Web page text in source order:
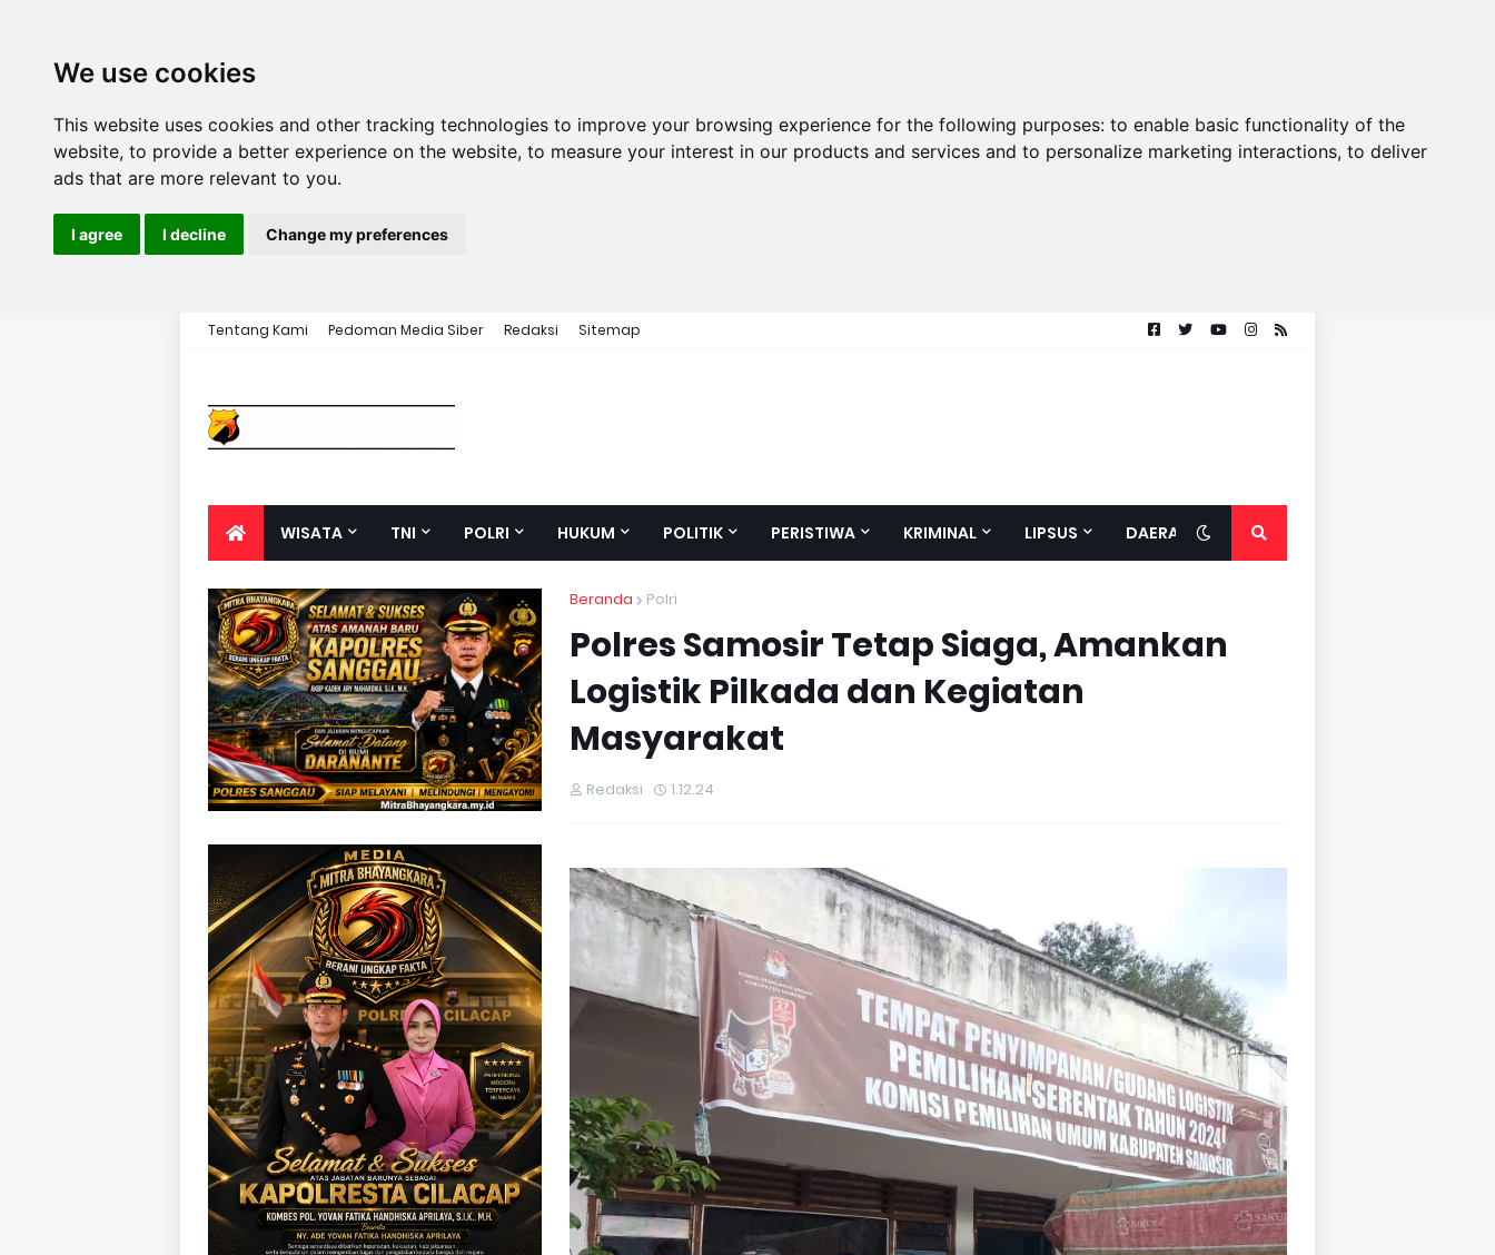
We use cookies
This website uses cookies and other tracking technologies to improve your browsing experience for the following purposes: to enable basic functionality of the
website, to provide a better experience on the website, to measure your interest in our products and services and to personalize marketing interactions, to deliver
ads that are more relevant to you.
I agree I decline Change my preferences
Tentang Kami Pedoman Media Siber Redaksi Sitemap
WISATA TNI POLRI HUKUM POLITIK PERISTIWA KRIMINAL LIPSUS DAERAH
Beranda Polri
Polres Samosir Tetap Siaga, Amankan
Logistik Pilkada dan Kegiatan
Masyarakat
Redaksi 1.12.24